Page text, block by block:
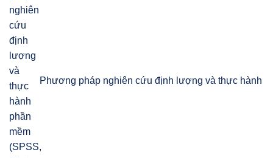
Phương pháp nghiên cứu định lượng và thực hành